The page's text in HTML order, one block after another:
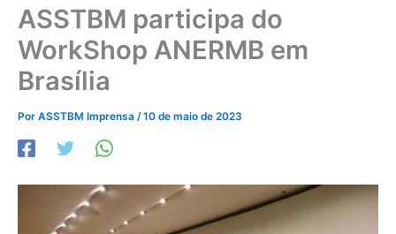
ASSTBM participa do
WorkShop ANERMB em
Brasília
Por ASSTBM Imprensa /10 de maio de 2023